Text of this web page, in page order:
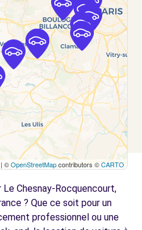
- VELIZY (D)
7.1 km
- VELIZY (P)
7.1 km
| ©OpenStreetMapcontributors ©CARTO
Chesnay-Rocquencourt,
? Que ce soit pour un
professionnel ou une